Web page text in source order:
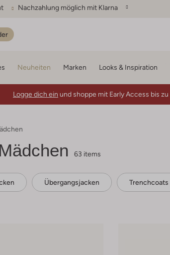
Nachzahlung möglich mit Klarna
Neuheiten Marken Looks & Inspiration
Logge dich ein und shoppe mit Early Access bis zu
63 items
Übergangsjacken Trenchcoats